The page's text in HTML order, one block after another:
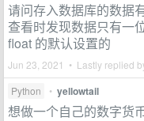
请问存入数据库的数据
查看时发现数据只有一
float 的默认设置的
Jun 23, 2021 • Lastly replied
Python • yellowtail
想做一个自己的数字货